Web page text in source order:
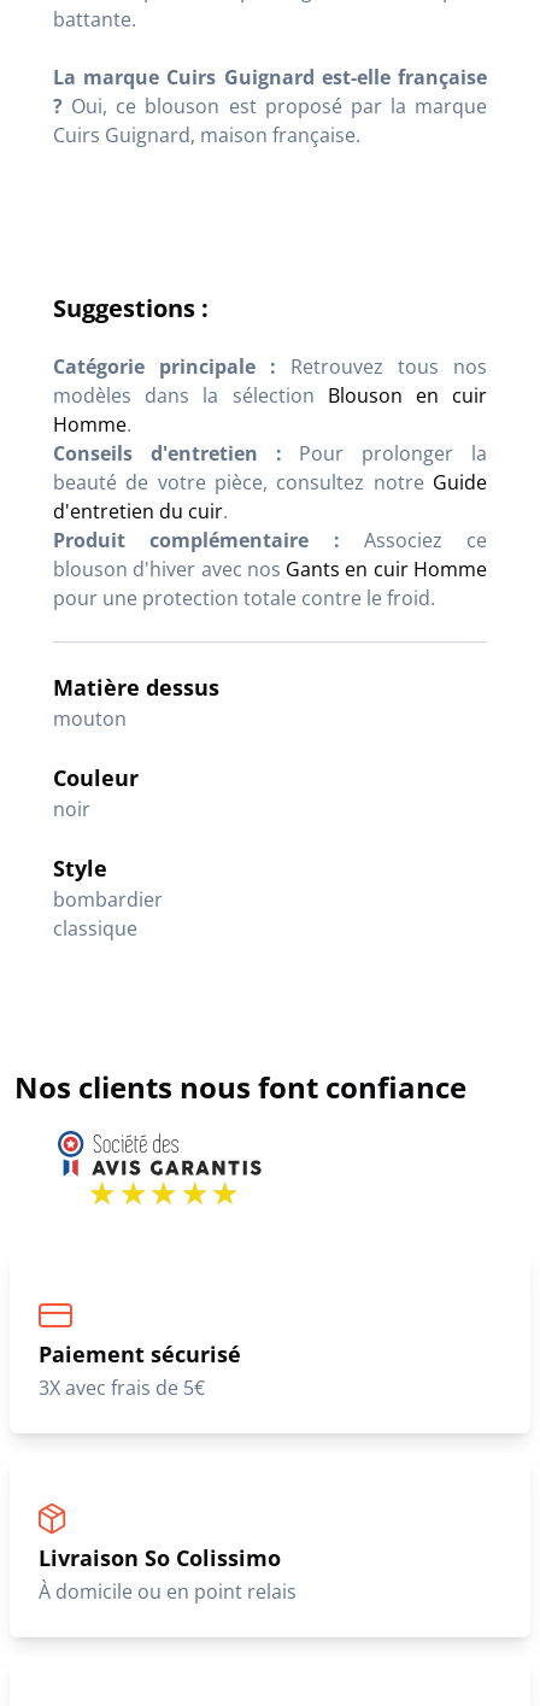
battante.
La marque Cuirs Guignard est-elle française
? Oui, ce blouson est proposé par la marque
Cuirs Guignard, maison française.
Suggestions :
Catégorie principale : Retrouvez tous nos
modèles dans la sélection Blouson en cuir
Homme.
Conseils d'entretien : Pour prolonger la
beauté de votre pièce, consultez notre Guide
d'entretien du cuir.
Produit complémentaire : Associez ce
blouson d'hiver avec nos Gants en cuir Homme
pour une protection totale contre le froid.
Matière dessus
mouton
Couleur
noir
Style
bombardier
classique
Nos clients nous font confiance
Paiement sécurisé
3X avec frais de 5€
Livraison So Colissimo
À domicile ou en point relais